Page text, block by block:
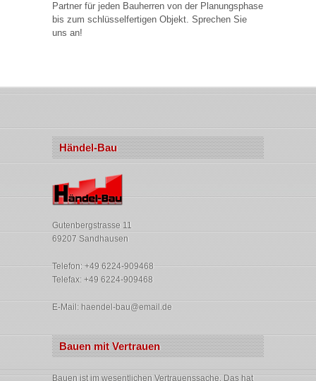
Partner für jeden Bauherren von der Planungsphase
bis zum schlüsselfertigen Objekt. Sprechen Sie
uns an!
Händel-Bau
Gutenbergstrasse 11
69207 Sandhausen
Telefon: +49 6224-909468
Telefax: +49 6224-909468
E-Mail: haendel-bau@email.de
Bauen mit Vertrauen
Bauen ist im wesentlichen Vertrauenssache. Das hat